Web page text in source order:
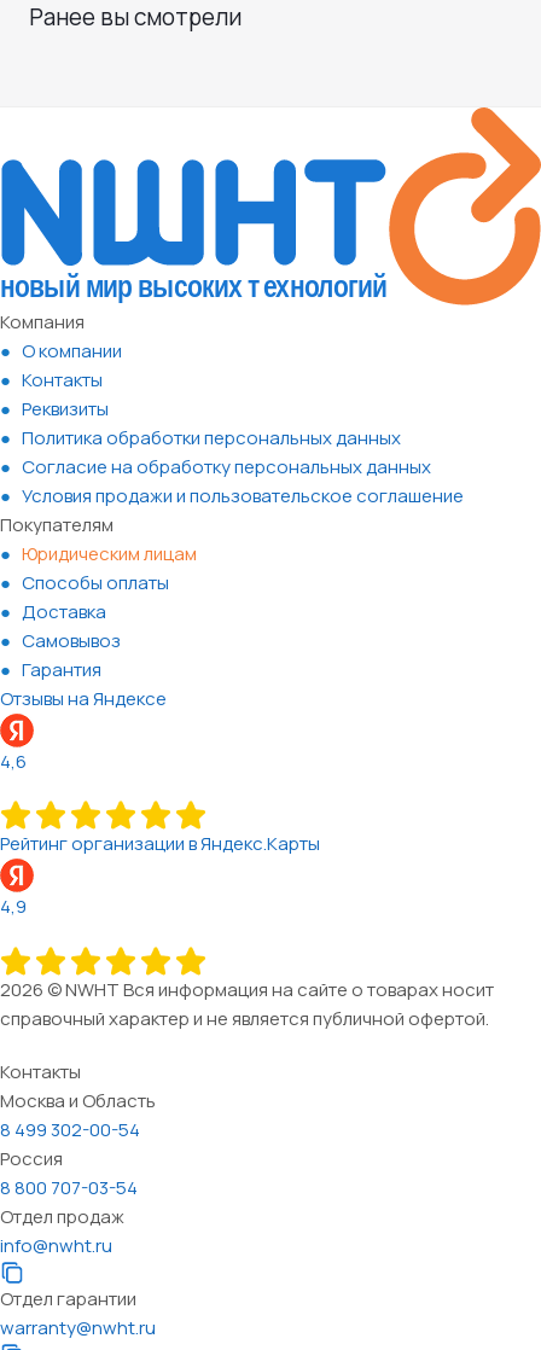
Ранее вы смотрели
Компания
О компании
Контакты
Реквизиты
Политика обработки персональных данных
Согласие на обработку персональных данных
Условия продажи и пользовательское соглашение
Покупателям
Юридическим лицам
Способы оплаты
Доставка
Самовывоз
Гарантия
Отзывы на Яндексе
4,6
Рейтинг организации в Яндекс.Карты
4,9
2026 © NWHT Вся информация на сайте о товарах носит
справочный характер и не является публичной офертой.
Контакты
Москва и Область
8 499 302-00-54
Россия
8 800 707-03-54
Отдел продаж
info@nwht.ru
Отдел гарантии
warranty@nwht.ru